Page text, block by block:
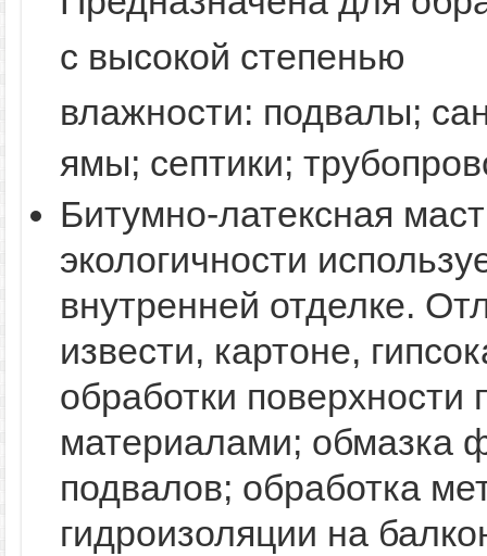
с высокой степенью
влажности: подвалы;
ямы; септики;
Битумно-латексная
экологичности
внутренней отделке.
извести, картоне,
обработки
материалами; обмазка
подвалов; обработка
гидроизоляции на